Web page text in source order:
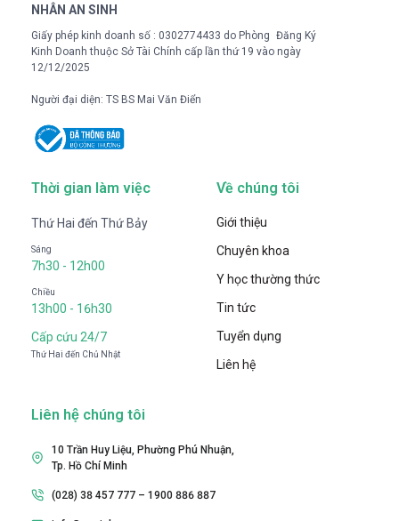
NHÂN AN SINH
Giấy phép kinh doanh số : 0302774433 do Phòng Đăng Ký
Kinh Doanh thuộc Sở Tài Chính cấp lần thứ 19 vào ngày
12/12/2025
Người đại diện: TS BS Mai Văn Điển
Thời gian làm việc
Thứ Hai đến Thứ Bảy
Sáng
7h30 - 12h00
Chiều
13h00 - 16h30
Cấp cứu 24/7
Thứ Hai đến Chủ Nhật
Về chúng tôi
Giới thiệu
Chuyên khoa
Y học thường thức
Tin tức
Tuyển dụng
Liên hệ
Liên hệ chúng tôi
10 Trần Huy Liệu, Phường Phú Nhuận,
Tp. Hồ Chí Minh
(028) 38 457 777 – 1900 886 887